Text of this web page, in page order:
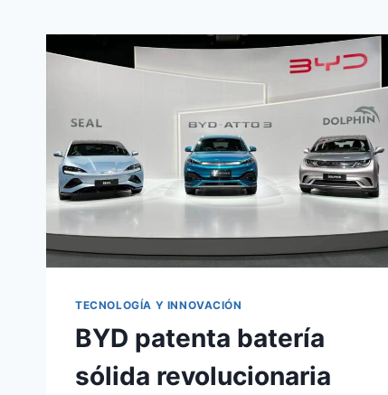
TECNOLOGÍA Y INNOVACIÓN
BYD patenta batería
sólida revolucionaria